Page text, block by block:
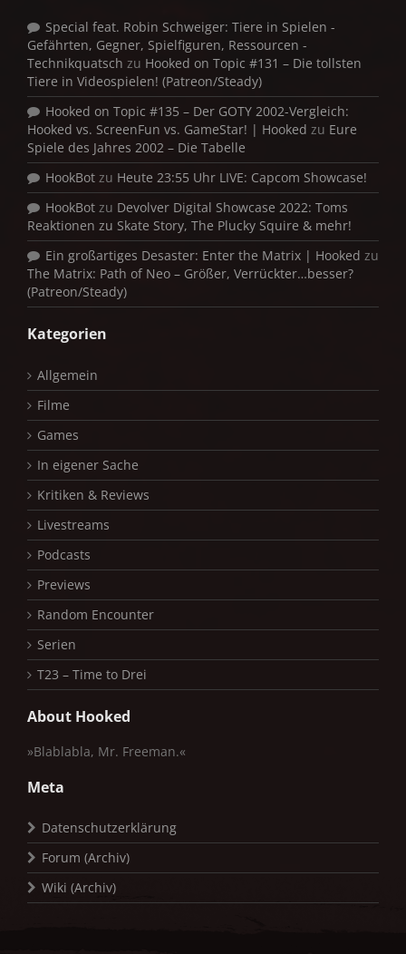
Special feat. Robin Schweiger: Tiere in Spielen -
Gefährten, Gegner, Spielfiguren, Ressourcen -
Technikquatsch zu Hooked on Topic #131 – Die tollsten
Tiere in Videospielen! (Patreon/Steady)
Hooked on Topic #135 – Der GOTY 2002-Vergleich:
Hooked vs. ScreenFun vs. GameStar! | Hooked zu Eure
Spiele des Jahres 2002 – Die Tabelle
HookBot zu Heute 23:55 Uhr LIVE: Capcom Showcase!
HookBot zu Devolver Digital Showcase 2022: Toms
Reaktionen zu Skate Story, The Plucky Squire & mehr!
Ein großartiges Desaster: Enter the Matrix | Hooked zu
The Matrix: Path of Neo – Größer, Verrückter…besser?
(Patreon/Steady)
Kategorien
Allgemein
Filme
Games
In eigener Sache
Kritiken & Reviews
Livestreams
Podcasts
Previews
Random Encounter
Serien
T23 – Time to Drei
About Hooked
»Blablabla, Mr. Freeman.«
Meta
Datenschutzerklärung
Forum (Archiv)
Wiki (Archiv)